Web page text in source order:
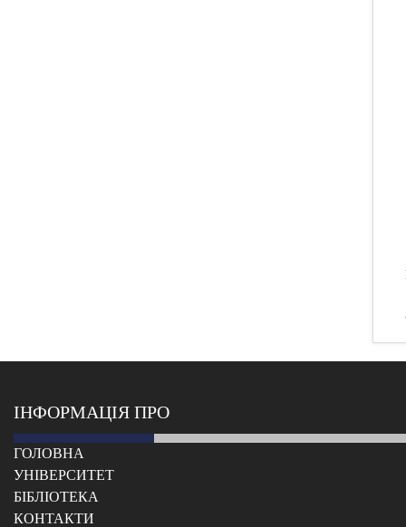
ІНФОРМАЦІЯ ПРО
ГОЛОВНА
УНІВЕРСИТЕТ
БІБЛІОТЕКА
КОНТАКТИ